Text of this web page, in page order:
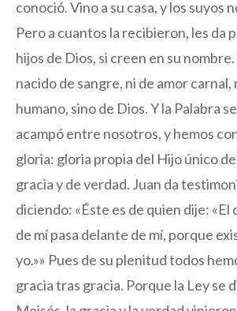
conoció. Vino a su casa, y los suyos
Pero a cuantos la recibieron, les da
hijos de Dios, si creen en su
nacido de sangre, ni de amor carnal,
humano, sino de Dios. Y la Palabra
acampó entre nosotros, y hemos
gloria: gloria propia del Hijo único
gracia y de verdad. Juan da
diciendo: «Éste es de quien dije: «El
de mí pasa delante de mí, porque
yo.»» Pues de su plenitud todos
gracia tras gracia. Porque la Ley se